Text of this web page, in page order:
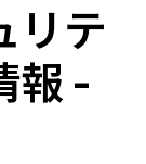
リテ
報 -